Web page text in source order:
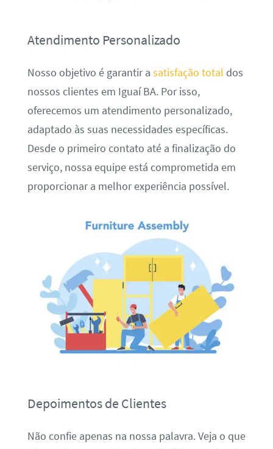
Atendimento Personalizado
Nosso objetivo é garantir a satisfação total dos
nossos clientes em Iguaí BA. Por isso,
oferecemos um atendimento personalizado,
adaptado às suas necessidades específicas.
Desde o primeiro contato até a finalização do
serviço, nossa equipe está comprometida em
proporcionar a melhor experiência possível.
Depoimentos de Clientes
Não confie apenas na nossa palavra. Veja o que